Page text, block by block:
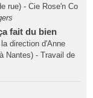
rue) - Cie Rose'n Co
fait du bien
direction d'Anne
Nantes) - Travail de